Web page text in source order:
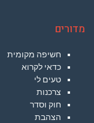
מדורים
חשיפה מקומית
כדאי לקרוא
טעים לי
צרכנות
חוק וסדר
הצהבת